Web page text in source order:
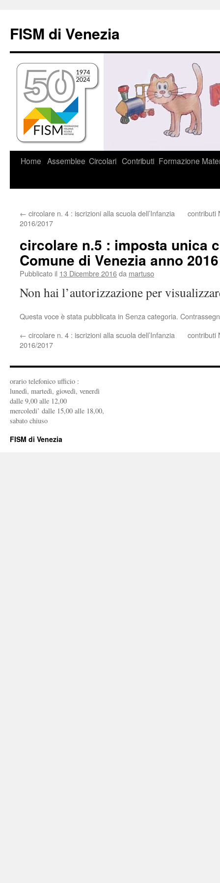
contenuto
FISM di Venezia
Home Assemblee Circolari Contributi Formazione
← circolare n. 4 : iscrizioni alla scuola dell’Infanzia
2016/2017
contributi
circolare n.5 : imposta unica
Comune di Venezia anno 2016
Pubblicato il 13 Dicembre 2016da martuso
Non hai l’autorizzazione per
Questa voce è stata pubblicata in Senza categoria.
← circolare n. 4 : iscrizioni alla scuola dell’Infanzia
2016/2017
contributi
orario telefonico ufficio :
lunedì, martedì, giovedì, venerdì
dalle 9,00 alle 12,00
mercoledi’ dalle 15,00 alle 18,00,
sabato chiuso
FISM di Venezia